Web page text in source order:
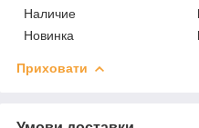
Наличие
Новинка
Приховати